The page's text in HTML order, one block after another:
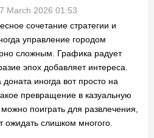
7 March 2026 01:53
сочетание стратегии и
управление городом
сложным. Графика радует
эпох добавляет интереса.
иногда вот просто на
превращение в казуальную
поиграть для развлечения,
ожидать слишком многого.